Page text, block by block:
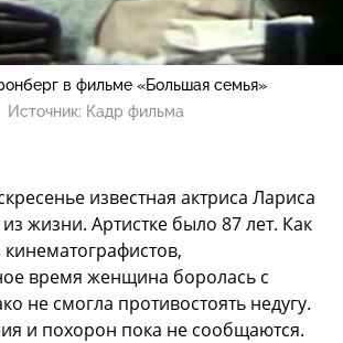
в фильме «Большая семья»
Источник: Кадр фильма
известная актриса Лариса
жизни. Артистке было 87 лет. Как
время женщина боролась с
не смогла противостоять недугу.
и похорон пока не сообщаются.